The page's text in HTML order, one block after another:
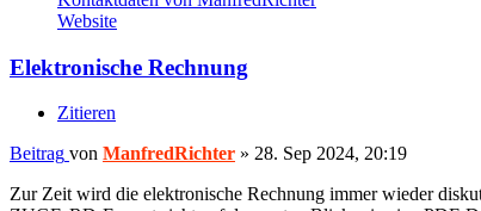
Website
Elektronische Rechnung
Zitieren
Beitrag von ManfredRichter » 28. Sep 2024, 20:19
Zur Zeit wird die elektronische Rechnung immer wieder